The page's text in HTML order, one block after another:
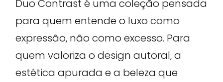
Duo Contrast é uma coleção pensada
para quem entende o luxo como
expressão, não como excesso. Para
quem valoriza o design autoral, a
estética apurada e a beleza que